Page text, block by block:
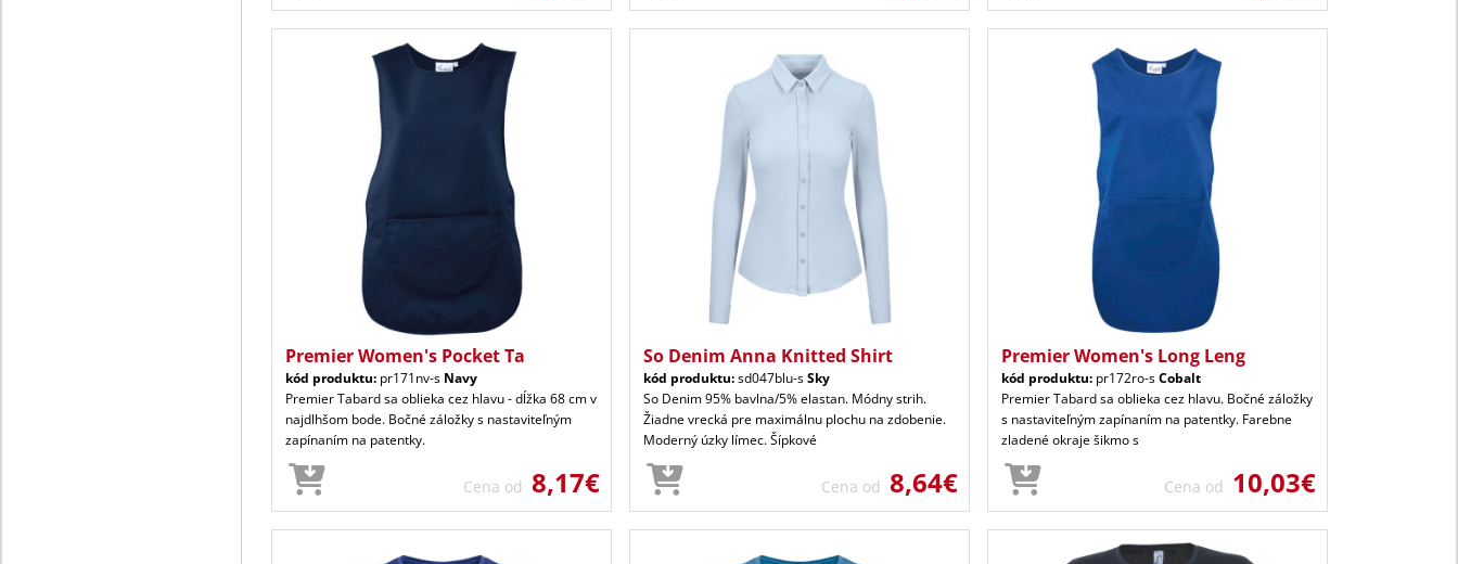
Premier Women's Pocket Ta
kód produktu: pr171nv-s Navy
Premier Tabard sa oblieka cez hlavu - dĺžka 68 cm v
najdlhšom bode. Bočné záložky s nastaviteľným
zapínaním na patentky.
Cena od 8,17€
So Denim Anna Knitted Shirt
kód produktu:sd047blu-sSky
So Denim 95% bavlna/5% elastan. Módny strih.
Žiadne vrecká pre maximálnu plochu na zdobenie.
Moderný úzky límec. Šípkové
Cena od 8,64€
Premier Women's Long Leng
kód produktu: pr172ro-sCobalt
Premier Tabard sa oblieka cez hlavu. Bočné záložky
s nastaviteľným zapínaním na patentky. Farebne
zladené okraje šikmo s
Cena od 10,03€